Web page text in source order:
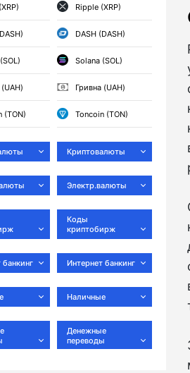
(TON)
банкинг
Ripple (XRP)
DASH (DASH)
Solana (SOL)
Гривна (UAH)
Toncoin (TON)
Криптовалюты
Электр.валюты
Коды
криптобирж
Интернет банкинг
Наличные
Денежные
переводы